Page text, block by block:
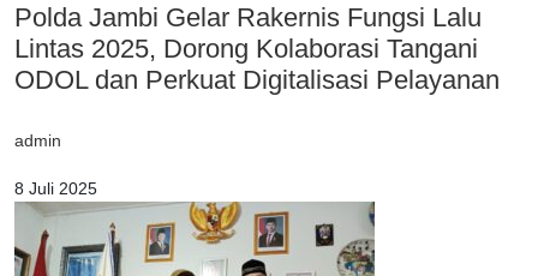
Polda Jambi Gelar Rakernis Fungsi Lalu
Lintas 2025, Dorong Kolaborasi Tangani
ODOL dan Perkuat Digitalisasi Pelayanan
admin
8 Juli 2025